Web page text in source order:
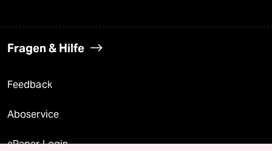
Fragen & Hilfe
Feedback
Aboservice
ePaper Login